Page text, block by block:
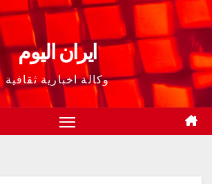
ايران اليوم
وكالة اخبارية ثقافية